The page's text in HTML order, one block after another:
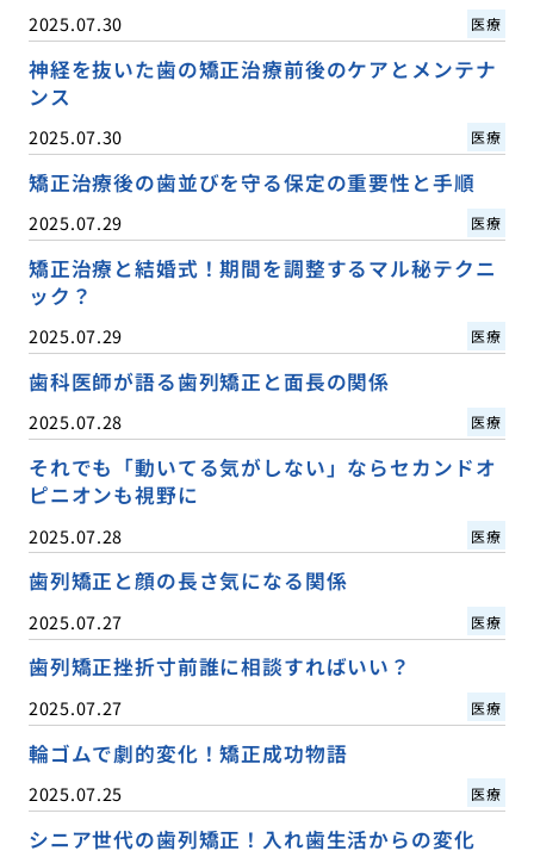
2025.07.30 医療
神経を抜いた歯の矯正治療前後のケアとメンテナ
ンス
2025.07.30 医療
矯正治療後の歯並びを守る保定の重要性と手順
2025.07.29 医療
矯正治療と結婚式！期間を調整するマル秘テクニ
ック？
2025.07.29 医療
歯科医師が語る歯列矯正と面長の関係
2025.07.28 医療
それでも「動いてる気がしない」ならセカンドオ
ピニオンも視野に
2025.07.28 医療
歯列矯正と顔の長さ気になる関係
2025.07.27 医療
歯列矯正挫折寸前誰に相談すればいい？
2025.07.27 医療
輪ゴムで劇的変化！矯正成功物語
2025.07.25 医療
シニア世代の歯列矯正！入れ歯生活からの変化